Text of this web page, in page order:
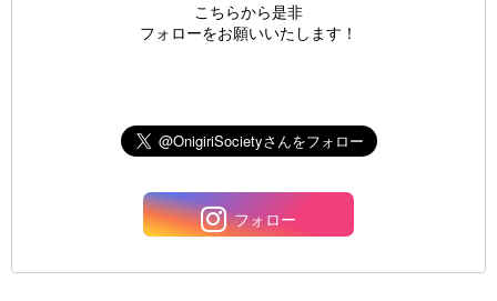
こちらから是非
フォローをお願いいたします！
フォロー